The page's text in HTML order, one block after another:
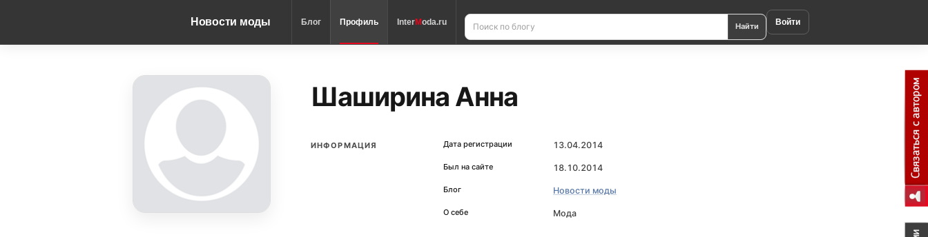
Новости моды Блог Профиль InterModa.ru Найти Войти
Шаширина Анна
ИНФОРМАЦИЯ Дата регистрации 13.04.2014
Был на сайте 18.10.2014
Блог Новости моды
О себе Мода